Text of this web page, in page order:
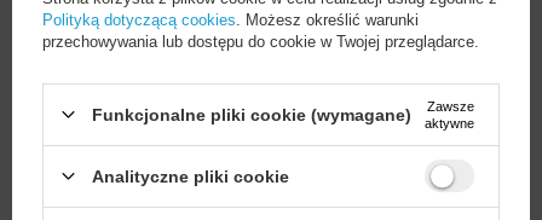
Głębokość opakowania
towaru w cm
8,2
Szerokość opakowania
towaru w cm
11 Więcej
Polityką dotyczącą cookies . Możesz określić warunki
przechowywania lub dostępu do cookie w Twojej przeglądarce.
Funkcjonalne pliki cookie (wymagane)
Zawsze
aktywne
Analityczne pliki cookie